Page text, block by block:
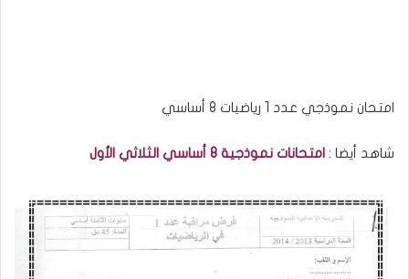
امتحان نموذجي عدد 1 رياضيات 8 أساسي
شاهد أيضا : امتحانات نموذجية 8 أساسي الثلاثي الأول